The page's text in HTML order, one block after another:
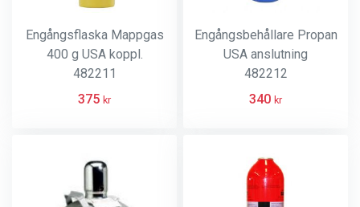
Engångsflaska Mappgas
400 g USA koppl.
482211
375 kr
Engångsbehållare Propan
USA anslutning
482212
340 kr